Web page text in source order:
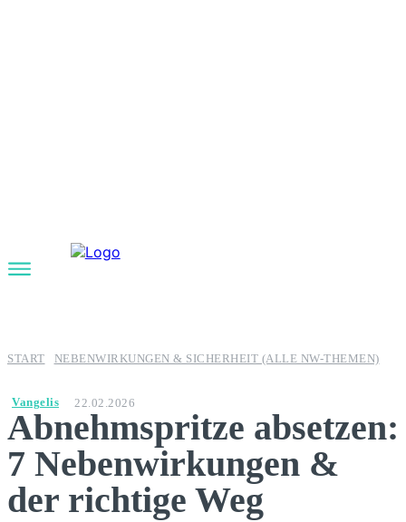
START NEBENWIRKUNGEN & SICHERHEIT (ALLE NW-THEMEN)
Vangelis 22.02.2026
Abnehmspritze absetzen:
7 Nebenwirkungen &
der richtige Weg